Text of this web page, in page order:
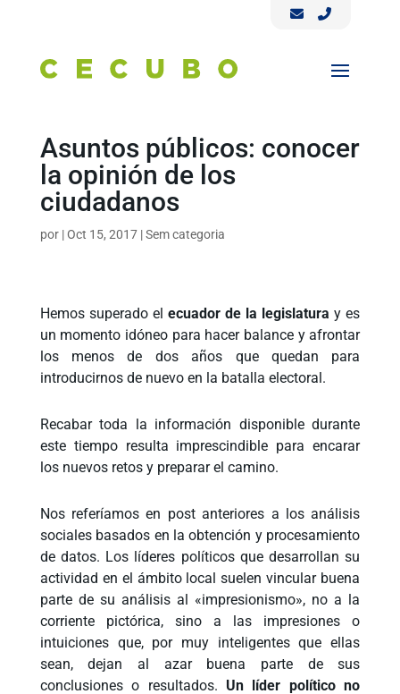
Asuntos públicos: conocer
la opinión de los
ciudadanos
por |Oct 15, 2017|Sem categoria
Hemos superado el ecuador de la legislatura y es
un momento idóneo para hacer balance y afrontar
los menos de dos años que quedan para
introducirnos de nuevo en la batalla electoral.
Recabar toda la información disponible durante
este tiempo resulta imprescindible para encarar
los nuevos retos y preparar el camino.
Nos referíamos en post anteriores a los análisis
sociales basados en la obtención y procesamiento
de datos. Los líderes políticos que desarrollan su
actividad en el ámbito local suelen vincular buena
parte de su análisis al «impresionismo», no a la
corriente pictórica, sino a las impresiones o
intuiciones que, por muy inteligentes que ellas
sean, dejan al azar buena parte de sus
conclusiones o resultados. Un líder político no